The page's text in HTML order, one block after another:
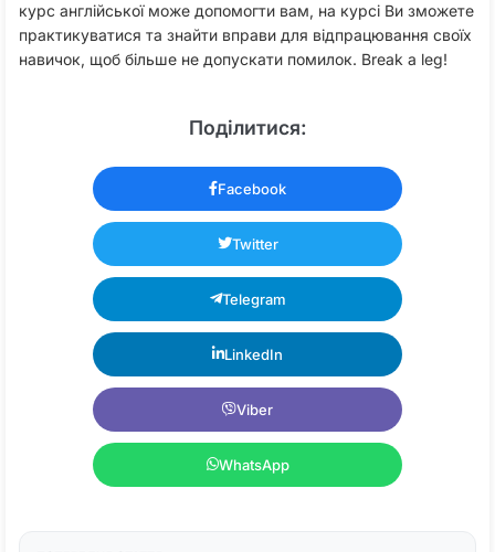
курс англійської може допомогти вам, на курсі Ви зможете
практикуватися та знайти вправи для відпрацювання своїх
навичок, щоб більше не допускати помилок. Break a leg!
Поділитися:
Facebook
Twitter
Telegram
LinkedIn
Viber
WhatsApp